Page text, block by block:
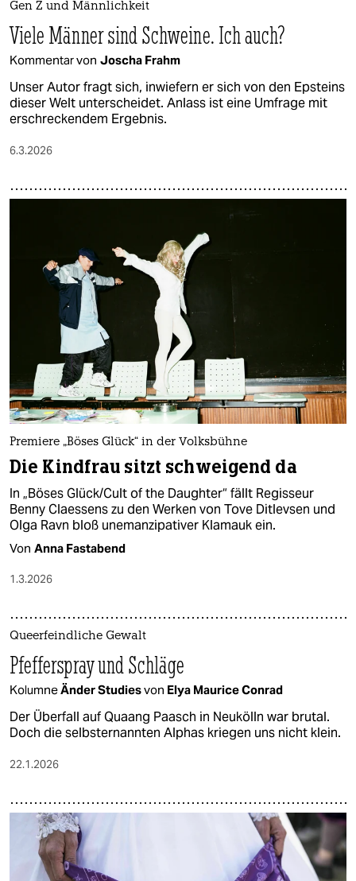
Gen Z und Männlichkeit
Viele Männer sind Schweine. Ich auch?
Kommentar von Joscha Frahm
Unser Autor fragt sich, inwiefern er sich von den Epsteins
dieser Welt unterscheidet. Anlass ist eine Umfrage mit
erschreckendem Ergebnis.
6.3.2026
Premiere „Böses Glück“ in der Volksbühne
Die Kindfrau sitzt schweigend da
In „Böses Glück/Cult of the Daughter“ fällt Regisseur
Benny Claessens zu den Werken von Tove Ditlevsen und
Olga Ravn bloß unemanzipativer Klamauk ein.
Von Anna Fastabend
1.3.2026
Queerfeindliche Gewalt
Pfefferspray und Schläge
KolumneÄnder Studiesvon Elya Maurice Conrad
Der Überfall auf Quaang Paasch in Neukölln war brutal.
Doch die selbsternannten Alphas kriegen uns nicht klein.
22.1.2026